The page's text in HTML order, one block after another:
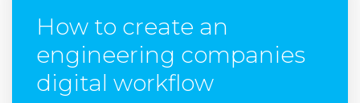
How to create an
engineering companies
digital workflow